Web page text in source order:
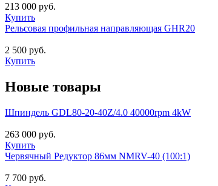
213 000 руб.
Купить
Рельсовая профильная направляющая GHR20
2 500 руб.
Купить
Новые товары
Шпиндель GDL80-20-40Z/4.0 40000rpm 4kW
263 000 руб.
Купить
Червячный Редуктор 86мм NMRV-40 (100:1)
7 700 руб.